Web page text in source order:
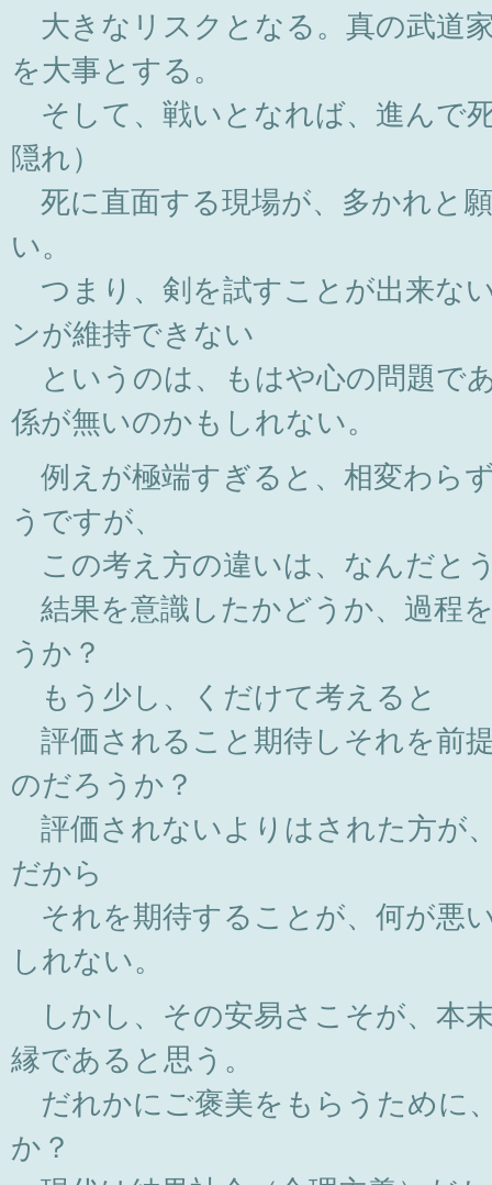
大きなリスクとなる。真の武道
を大事とする。
そして、戦いとなれば、進んで
隠れ）
死に直面する現場が、多かれと
い。
つまり、剣を試すことが出来な
ンが維持できない
というのは、もはや心の問題で
係が無いのかもしれない。
例えが極端すぎると、相変わら
うですが、
この考え方の違いは、なんだと
結果を意識したかどうか、過程
うか？
もう少し、くだけて考えると
評価されること期待しそれを前
のだろうか？
評価されないよりはされた方が
だから
それを期待することが、何が悪
しれない。
しかし、その安易さこそが、本
縁であると思う。
だれかにご褒美をもらうために
か？